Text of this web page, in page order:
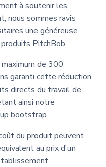
à soutenir les
nous sommes ravis
une généreuse
PitchBob.
de 300
garanti cette réduction
directs du travail de
ainsi notre
bootstrap.
du produit peuvent
au prix d'un